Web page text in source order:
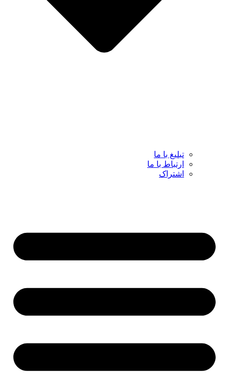
تبلیغ با ما
ارتباط با ما
اشتراک